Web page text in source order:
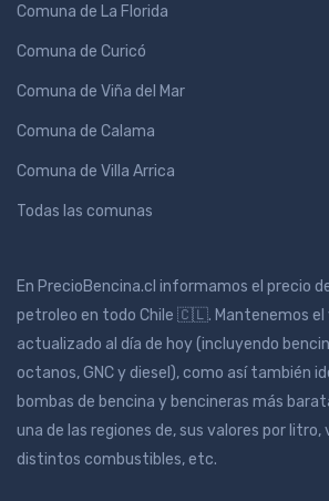
Comuna de La Florida
Comuna de Curicó
Comuna de Viña del Mar
Comuna de Calama
Comuna de Villa Arrica
Todas las comunas
En PrecioBencina.cl informamos el precio
petroleo en todo Chile 🇨🇱. Mantenemos el
actualizado al día de hoy (incluyendo
octanos, GNC y diesel), como así también
bombas de bencina y bencineras más
una de las regiones de, sus valores por litro,
distintos combustibles, etc.